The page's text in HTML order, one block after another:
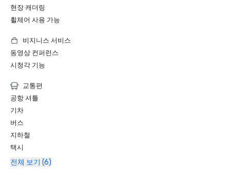
현장 캐더링
휠체어 사용 가능
비지니스 서비스
동영상 컨퍼런스
시청각 기능
교통편
공항 셔틀
기차
버스
지하철
택시
전체 보기 (6)